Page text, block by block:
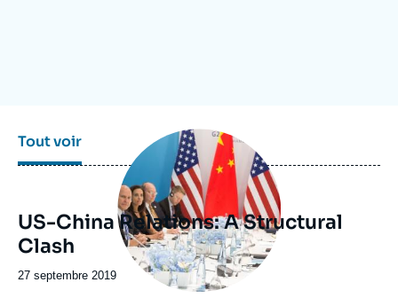
Tout voir
principale
US-China Relations: A Structural
Clash
Date
27 septembre 2019